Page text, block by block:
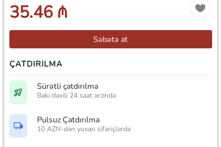
35.46 ₼
Səbətə at
ÇATDIRILMA
Sürətli çatdırılma
Bakı daxili 24 saat ərzində
Pulsuz Çatdırılma
10 AZN-dən yuxarı sifarişlərdə